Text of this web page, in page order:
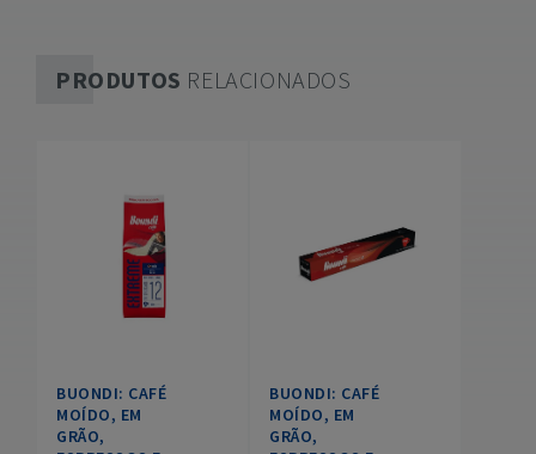
PRODUTOS RELACIONADOS
BUONDI: CAFÉ
MOÍDO, EM
GRÃO,
BUONDI: CAFÉ
MOÍDO, EM
GRÃO,